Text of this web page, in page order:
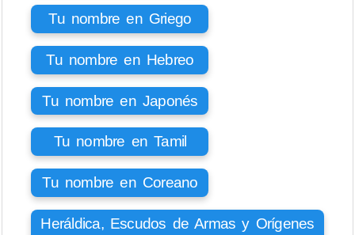
Tu nombre en Griego
Tu nombre en Hebreo
Tu nombre en Japonés
Tu nombre en Tamil
Tu nombre en Coreano
Heráldica, Escudos de Armas y Orígenes